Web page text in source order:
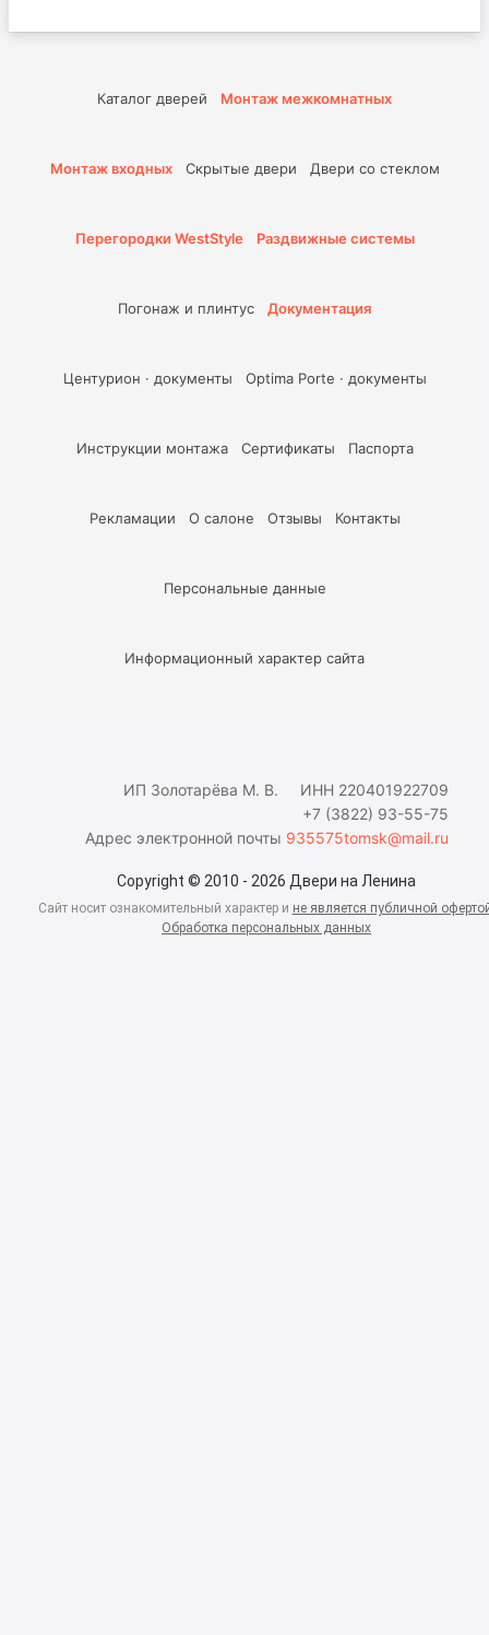
Каталог дверей Монтаж межкомнатных
Монтаж входных Скрытые двери Двери со стеклом
Перегородки WestStyle Раздвижные системы
Погонаж и плинтус Документация
Центурион · документы Optima Porte · документы
Инструкции монтажа Сертификаты Паспорта
Рекламации О салоне Отзывы Контакты
Персональные данные
Информационный характер сайта
Copyright © 2010 - 2026 Двери на Ленина
Сайт носит ознакомительный характер и не является публичной
Обработка персональных данных
ИП Золотарёва М. В. ИНН 220401922709
+7 (3822) 93-55-75
Адрес электронной почты 935575tomsk@mail.ru